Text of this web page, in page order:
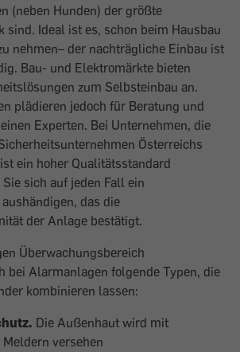
(neben Hunden) der größte
sind. Ideal ist es, schon beim Hausbau
nehmen– der nachträgliche Einbau ist
Bau- und Elektromärkte bieten
zum Selbsteinbau an.
plädieren jedoch für Beratung und
Experten. Bei Unternehmen, die
Österreichs
ein hoher Qualitätsstandard
sich auf jeden Fall ein
das die
der Anlage bestätigt.
Überwachungsbereich
bei Alarmanlagen folgende Typen, die
kombinieren lassen:
Die Außenhaut wird mit
versehen